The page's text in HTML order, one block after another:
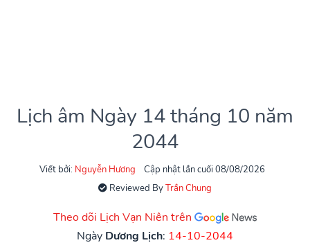
Lịch âm Ngày 14 tháng 10 năm
2044
Viết bởi: Nguyễn Hương
Cập nhật lần cuối 08/08/2026
Reviewed ByTrần Chung
Theo dõi Lịch Vạn Niên trên
Ngày Dương Lịch: 14-10-2044